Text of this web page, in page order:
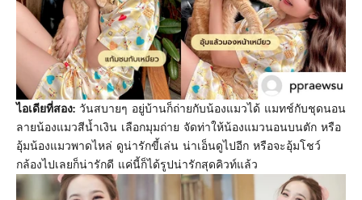
ไอเดียที่สอง: วันสบายๆ อยู่บ้านก็ถ่ายกับน้องแมวได้ แมทช์กับชุดนอน
ลายน้องแมวสีน้ำเงิน เลือกมุมถ่าย จัดท่าให้น้องแมวนอนบนตัก หรือ
อุ้มน้องแมวพาดไหล่ ดูน่ารักขี้เล่น น่าเอ็นดูไปอีก หรือจะอุ้มโชว์
กล้องไปเลยก็น่ารักดี แค่นี้ก็ได้รูปน่ารักสุดคิวท์แล้ว